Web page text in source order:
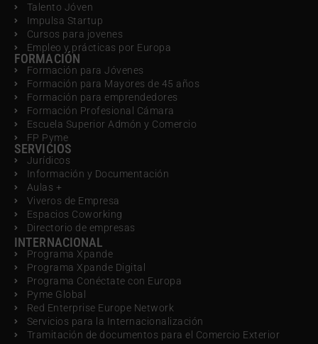
Talento Jóven
Impulsa Startup
Cursos para jovenes
Empleo y prácticas por Europa
FORMACIÓN
Formación para Jóvenes
Formación para Mayores de 45 años
Formación para emprendedores
Formación Profesional Cámara
Escuela Superior Admón y Comercio
FP Pyme
SERVICIOS
Jurídicos
Información y Documentación
Aulas +
Viveros de Empresa
Espacios Coworking
Directorio de empresas
INTERNACIONAL
Programa Xpande
Programa Xpande Digital
Programa Conéctate con Europa
Pyme Global
Red Enterprise Europe Network
Servicios para la Internacionalización
Tramitación de documentos para el Comercio Exterior